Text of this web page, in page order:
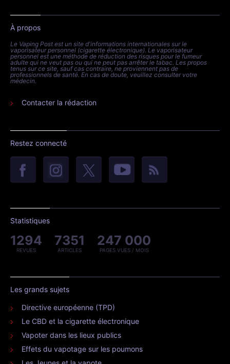
À propos
Le Vaping Post est un site d'informations internationales sur le
vaporisateur personnel (cigarette électronique). Le vaporisateur
personnel est une méthode de réduction des risques pour le fumeur
adulte qui ne veut pas ou qui ne peut pas arrêter le tabac. Les propos
tenus sur ce site, sauf cas contraire, ne proviennent pas de
professionnels de santé. En cas de doute, veuillez consulter votre
médecin.
Contacter la rédaction
Restez connecté
Statistiques
1294
REVUES
7351
ARTICLES
247 000
PAGES VUES / MOIS
Les grands sujets
Directive européenne (TPD)
Le CBD et la cigarette électronique
Vapoter dans les lieux publics
Effets du vapotage sur les poumons